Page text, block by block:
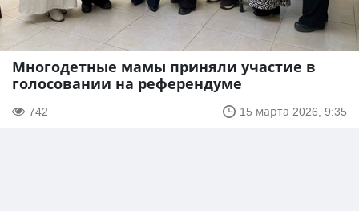
Многодетные мамы приняли участие в
голосовании на референдуме
742 15 марта 2026, 9:35